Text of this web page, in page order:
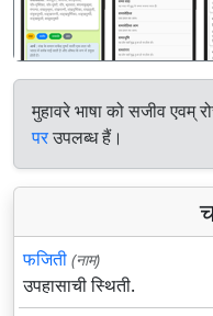
मुहावरे भाषा को सजीव एवम्
परउपलब्ध हैं।
फजिती (नाम)
उपहासाची स्थिती.